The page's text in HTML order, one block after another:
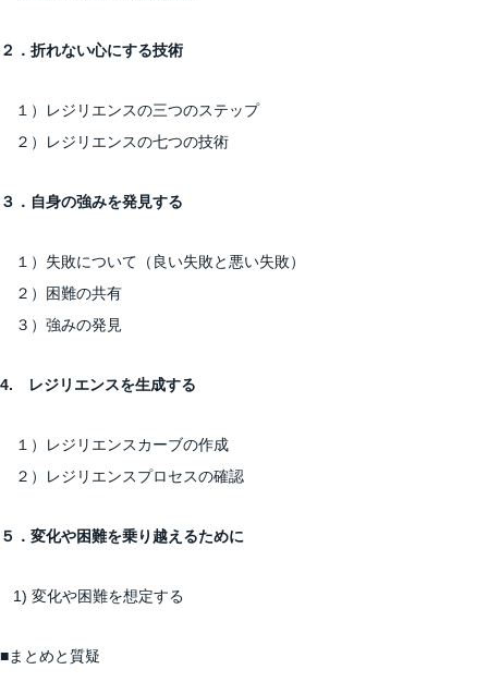
２．折れない心にする技術
１）レジリエンスの三つのステップ
２）レジリエンスの七つの技術
３． 自身の強みを発見する
１）失敗について（良い失敗と悪い失敗）
２）困難の共有
３）強みの発見
4. レジリエンスを生成する
１）レジリエンスカーブの作成
２）レジリエンスプロセスの確認
５ ．変化や困難を乗り越えるために
1) 変化や困難を想定する
■まとめと質疑